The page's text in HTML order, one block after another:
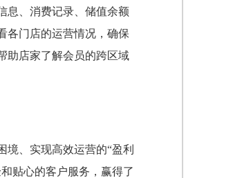
息、消费记录、储值余额
各门店的运营情况，确保
助店家了解会员的跨区域
、实现高效运营的“盈利
贴心的客户服务，赢得了